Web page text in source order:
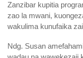
Zanzibar kupitia
zao la mwani,
wakulima kunufaika
Ndg. Susan